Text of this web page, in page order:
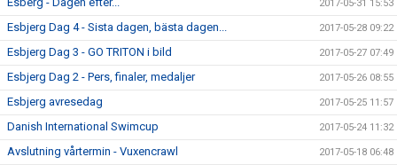
2017-05-31 15:53
Esbjerg Dag 4 - Sista dagen, bästa dagen... 2017-05-28 09:22
Esbjerg Dag 3 - GO TRITON i bild 2017-05-27 07:49
Esbjerg Dag 2 - Pers, finaler, medaljer 2017-05-26 08:55
Esbjerg avresedag 2017-05-25 11:57
Danish International Swimcup 2017-05-24 11:32
Avslutning vårtermin - Vuxencrawl 2017-05-18 06:48